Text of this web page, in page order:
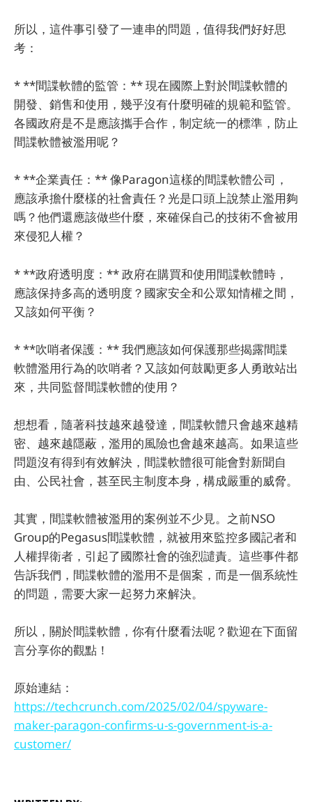
所以，這件事引發了一連串的問題，值得我們好好思
考：
* **間諜軟體的監管：** 現在國際上對於間諜軟體的
開發、銷售和使用，幾乎沒有什麼明確的規範和監管。
各國政府是不是應該攜手合作，制定統一的標準，防止
間諜軟體被濫用呢？
* **企業責任：** 像Paragon這樣的間諜軟體公司，
應該承擔什麼樣的社會責任？光是口頭上說禁止濫用夠
嗎？他們還應該做些什麼，來確保自己的技術不會被用
來侵犯人權？
* **政府透明度：** 政府在購買和使用間諜軟體時，
應該保持多高的透明度？國家安全和公眾知情權之間，
又該如何平衡？
* **吹哨者保護：** 我們應該如何保護那些揭露間諜
軟體濫用行為的吹哨者？又該如何鼓勵更多人勇敢站出
來，共同監督間諜軟體的使用？
想想看，隨著科技越來越發達，間諜軟體只會越來越精
密、越來越隱蔽，濫用的風險也會越來越高。如果這些
問題沒有得到有效解決，間諜軟體很可能會對新聞自
由、公民社會，甚至民主制度本身，構成嚴重的威脅。
其實，間諜軟體被濫用的案例並不少見。之前NSO
Group的Pegasus間諜軟體，就被用來監控多國記者和
人權捍衛者，引起了國際社會的強烈譴責。這些事件都
告訴我們，間諜軟體的濫用不是個案，而是一個系統性
的問題，需要大家一起努力來解決。
所以，關於間諜軟體，你有什麼看法呢？歡迎在下面留
言分享你的觀點！
原始連結：
https://techcrunch.com/2025/02/04/spyware-
maker-paragon-confirms-u-s-government-is-a-
customer/